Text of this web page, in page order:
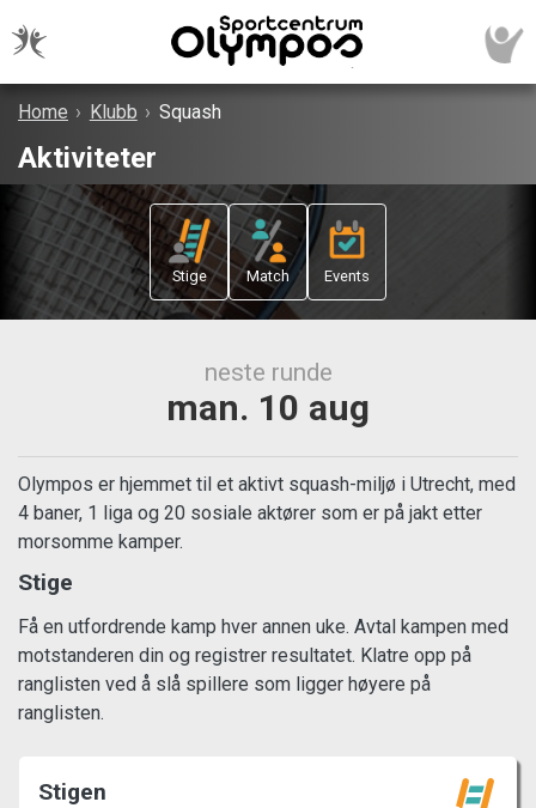
Home › Klubb › Squash
Aktiviteter
Stige Match Events
neste runde
man. 10 aug
Olympos er hjemmet til et aktivt squash-miljø i Utrecht, med
4 baner, 1 liga og 20 sosiale aktører som er på jakt etter
morsomme kamper.
Stige
Få en utfordrende kamp hver annen uke. Avtal kampen med
motstanderen din og registrer resultatet. Klatre opp på
ranglisten ved å slå spillere som ligger høyere på
ranglisten.
Stigen